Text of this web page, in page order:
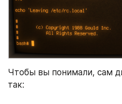
Чтобы вы понимали, сам
так: